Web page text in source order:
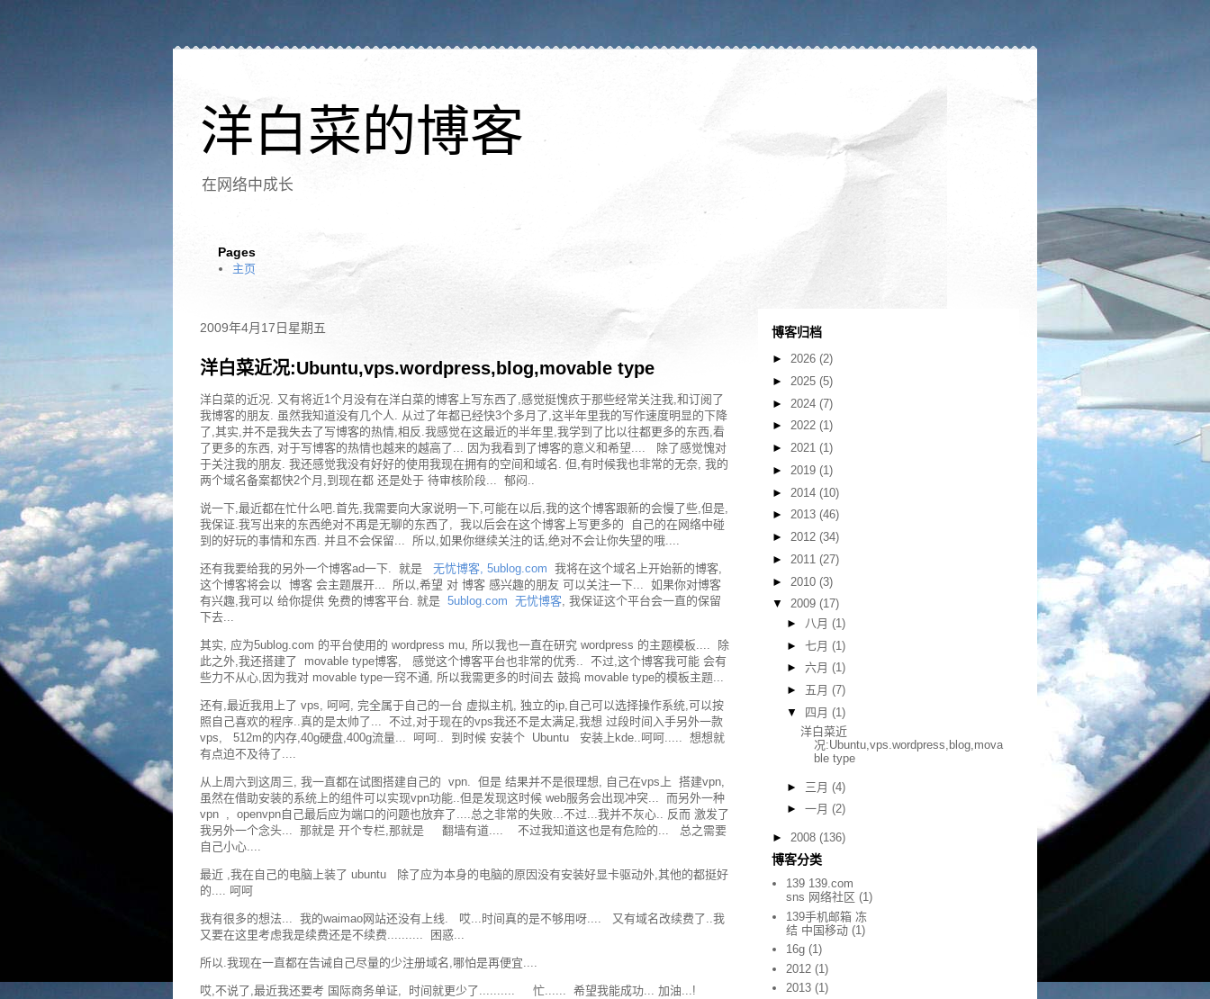
洋白菜的博客
在网络中成长
Pages
主页
2009年4月17日星期五
洋白菜近况:Ubuntu,vps.wordpress,blog,movable type
洋白菜的近况. 又有将近1个月没有在洋白菜的博客上写东西了,感觉挺愧疚于那些经常关注我,和订阅了
我博客的朋友. 虽然我知道没有几个人. 从过了年都已经快3个多月了,这半年里我的写作速度明显的下降
了,其实,并不是我失去了写博客的热情,相反.我感觉在这最近的半年里,我学到了比以往都更多的东西,看
了更多的东西, 对于写博客的热情也越来的越高了... 因为我看到了博客的意义和希望.... 除了感觉愧对
于关注我的朋友. 我还感觉我没有好好的使用我现在拥有的空间和域名. 但,有时候我也非常的无奈, 我的
两个域名备案都快2个月,到现在都 还是处于 待审核阶段... 郁闷..
说一下,最近都在忙什么吧.首先,我需要向大家说明一下,可能在以后,我的这个博客跟新的会慢了些,但是,
我保证.我写出来的东西绝对不再是无聊的东西了, 我以后会在这个博客上写更多的 自己的在网络中碰
到的好玩的事情和东西. 并且不会保留... 所以,如果你继续关注的话,绝对不会让你失望的哦....
还有我要给我的另外一个博客ad一下. 就是 无忧博客, 5ublog.com 我将在这个域名上开始新的博客,
这个博客将会以 博客 会主题展开... 所以,希望 对 博客 感兴趣的朋友 可以关注一下... 如果你对博客
有兴趣,我可以 给你提供 免费的博客平台. 就是 5ublog.com 无忧博客 , 我保证这个平台会一直的保留
下去...
其实, 应为5ublog.com 的平台使用的 wordpress mu, 所以我也一直在研究 wordpress 的主题模板.... 除
此之外,我还搭建了 movable type博客, 感觉这个博客平台也非常的优秀.. 不过,这个博客我可能 会有
些力不从心,因为我对 movable type一窍不通, 所以我需更多的时间去 鼓捣 movable type的模板主题...
还有,最近我用上了 vps, 呵呵, 完全属于自己的一台 虚拟主机, 独立的ip,自己可以选择操作系统,可以按
照自己喜欢的程序..真的是太帅了... 不过,对于现在的vps我还不是太满足,我想 过段时间入手另外一款
vps, 512m的内存,40g硬盘,400g流量... 呵呵.. 到时候 安装个 Ubuntu 安装上kde..呵呵..... 想想就
有点迫不及待了....
从上周六到这周三, 我一直都在试图搭建自己的 vpn. 但是 结果并不是很理想, 自己在vps上 搭建vpn,
虽然在借助安装的系统上的组件可以实现vpn功能..但是发现这时候 web服务会出现冲突... 而另外一种
vpn , openvpn自己最后应为端口的问题也放弃了....总之非常的失败...不过...我并不灰心.. 反而 激发了
我另外一个念头... 那就是 开个专栏,那就是 翻墙有道.... 不过我知道这也是有危险的... 总之需要
自己小心....
最近 ,我在自己的电脑上装了 ubuntu 除了应为本身的电脑的原因没有安装好显卡驱动外,其他的都挺好
的.... 呵呵
我有很多的想法... 我的waimao网站还没有上线. 哎...时间真的是不够用呀.... 又有域名改续费了..我
又要在这里考虑我是续费还是不续费.......... 困惑...
所以.我现在一直都在告诫自己尽量的少注册域名,哪怕是再便宜....
哎,不说了,最近我还要考 国际商务单证, 时间就更少了.......... 忙...... 希望我能成功... 加油...!
博客归档
► 2026 (2)
► 2025 (5)
► 2024 (7)
► 2022 (1)
► 2021 (1)
► 2019 (1)
► 2014 (10)
► 2013 (46)
► 2012 (34)
► 2011 (27)
► 2010 (3)
▼ 2009 (17)
► 八月 (1)
► 七月 (1)
► 六月 (1)
► 五月 (7)
▼
四月 (1)
洋白菜近
况:Ubuntu,vps.wordpress,blog,mova
ble type
► 三月 (4)
► 一月 (2)
► 2008 (136)
博客分类
139 139.com
sns 网络社区 (1)
139手机邮箱 冻
结 中国移动 (1)
16g (1)
2012 (1)
2013 (1)